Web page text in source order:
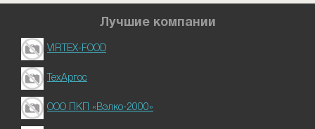
Лучшие компании
VIRTEX-FOOD
ТехАргос
ООО ПКП «Вэлко-2000»